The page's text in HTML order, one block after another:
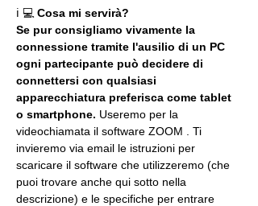
ℹ 💻 Cosa mi servirà?
Se pur consigliamo vivamente la
connessione tramite l'ausilio di un PC
ogni partecipante può decidere di
connettersi con qualsiasi
apparecchiatura preferisca come tablet
o smartphone. Useremo per la
videochiamata il software ZOOM . Ti
invieremo via email le istruzioni per
scaricare il software che utilizzeremo (che
puoi trovare anche qui sotto nella
descrizione) e le specifiche per entrare